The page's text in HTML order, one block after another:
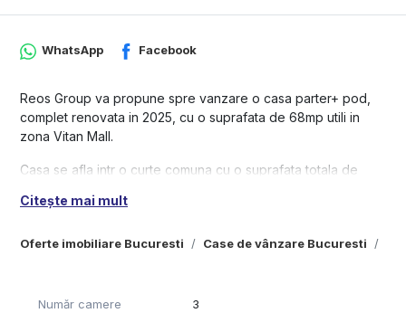
Oferte imobiliare Bucuresti Case de vânzare Bucuresti
WhatsApp Facebook
Reos Group va propune spre vanzare o casa parter+ pod,
complet renovata in 2025, cu o suprafata de 68mp utili in
zona Vitan Mall.
Casa se afla intr o curte comuna cu o suprafata totala de
70mp, curtea libera fiind 66mp.
Imobilul are 3 camere, fiecare cu baie proprie, iar accesul se
sanitare au fost schimbate integral.
Citește mai mult
Număr camere 3